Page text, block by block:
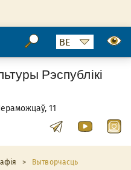
11
Рэспублікі
> Вытворчасць